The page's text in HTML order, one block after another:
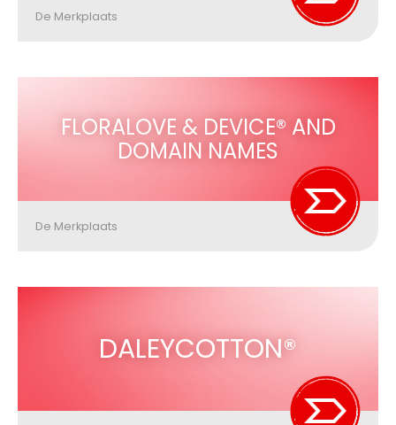
De Merkplaats
FLORALOVE & DEVICE® AND
DOMAIN NAMES
De Merkplaats
DALEYCOTTON®